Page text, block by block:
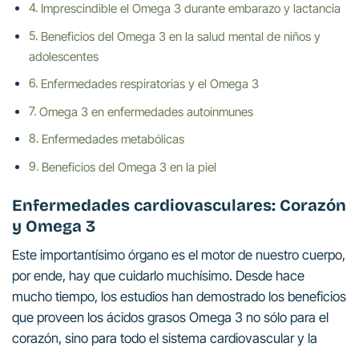
Imprescindible el Omega 3 durante embarazo y lactancia
Beneficios del Omega 3 en la salud mental de niños y
adolescentes
Enfermedades respiratorias y el Omega 3
Omega 3 en enfermedades autoinmunes
Enfermedades metabólicas
Beneficios del Omega 3 en la piel
Enfermedades cardiovasculares: Corazón
y Omega 3
Este importantísimo órgano es el motor de nuestro cuerpo,
por ende, hay que cuidarlo muchísimo. Desde hace
mucho tiempo, los estudios han demostrado los beneficios
que proveen los ácidos grasos Omega 3 no sólo para el
corazón, sino para todo el sistema cardiovascular y la